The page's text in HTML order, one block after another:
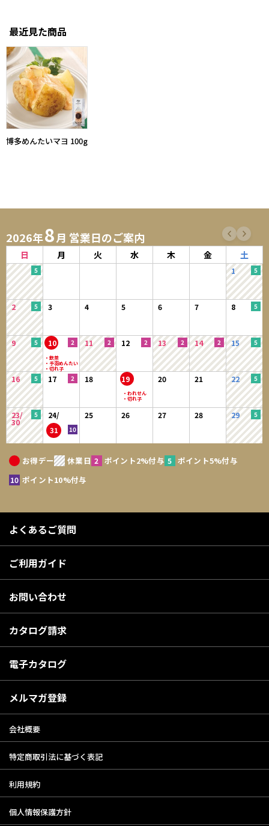
最近見た商品
博多めんたいマヨ 100g
2026年8月 営業日のご案内
日 月 火 水 木 金 土
1
2 3 4 5 6 7 8
9 10 11 12 13 14 15
16 17 18 19 20 21 22
23/
30
24/
31
25 26 27 28 29
お得デー 休業日 ポイント2%付与
ポイント5%付与
ポイント10%付与
よくあるご質問
ご利用ガイド
お問い合わせ
カタログ請求
電子カタログ
メルマガ登録
会社概要
特定商取引法に基づく表記
利用規約
個人情報保護方針